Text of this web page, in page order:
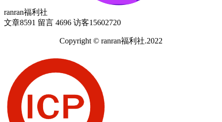
ranran福利社
文章8591 留言 4696 访客15602720
Copyright © ranran福利社.2022